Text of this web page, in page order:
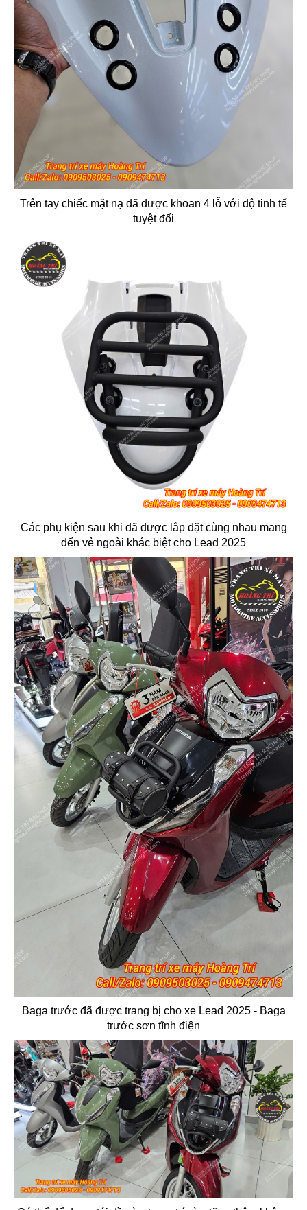
Trên tay chiếc mặt nạ đã được khoan 4 lỗ với độ tinh tế
tuyệt đối
Các phụ kiện sau khi đã được lắp đặt cùng nhau mang
đến vẻ ngoài khác biệt cho Lead 2025
Baga trước đã được trang bị cho xe Lead 2025 - Baga
trước sơn tĩnh điện